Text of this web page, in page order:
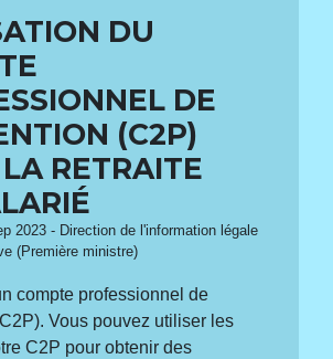
DU
DE
(C2P)
RETRAITE
2023 - Direction de l'information légale
(Première ministre)
compte professionnel de
Vous pouvez utiliser les
C2P pour obtenir des